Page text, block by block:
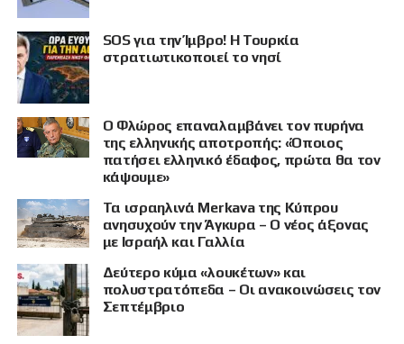
SOS για την Ίμβρο! Η Τουρκία
στρατιωτικοποιεί το νησί
Ο Φλώρος επαναλαμβάνει τον πυρήνα
της ελληνικής αποτροπής: «Όποιος
πατήσει ελληνικό έδαφος, πρώτα θα τον
κάψουμε»
Τα ισραηλινά Merkava της Κύπρου
ανησυχούν την Άγκυρα – Ο νέος άξονας
με Ισραήλ και Γαλλία
Δεύτερο κύμα «λουκέτων» και
πολυστρατόπεδα – Οι ανακοινώσεις τον
Σεπτέμβριο